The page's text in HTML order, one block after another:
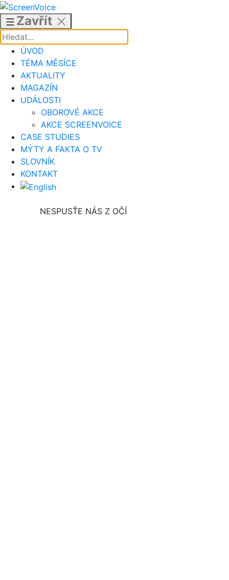
Přejít
obsahu
Zavřít
ÚVOD
TÉMA MĚSÍCE
AKTUALITY
MAGAZÍN
UDÁLOSTI
OBOROVÉ AKCE
AKCE SCREENVOICE
CASE STUDIES
MÝTY A FAKTA O TV
SLOVNÍK
KONTAKT
NESPUSŤE NÁS Z OČÍ